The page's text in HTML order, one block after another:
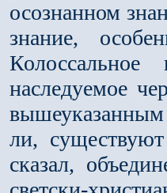
осознанном
знание,
Колоссальное
наследуемое
ли,
сказал,